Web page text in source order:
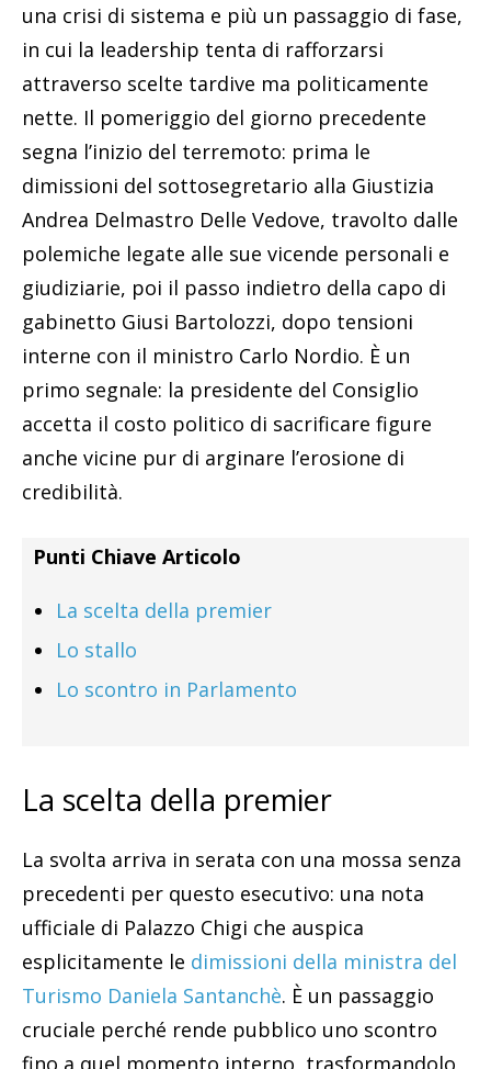
una crisi di sistema e più un passaggio di fase,
in cui la leadership tenta di rafforzarsi
attraverso scelte tardive ma politicamente
nette. Il pomeriggio del giorno precedente
segna l’inizio del terremoto: prima le
dimissioni del sottosegretario alla Giustizia
Andrea Delmastro Delle Vedove, travolto dalle
polemiche legate alle sue vicende personali e
giudiziarie, poi il passo indietro della capo di
gabinetto Giusi Bartolozzi, dopo tensioni
interne con il ministro Carlo Nordio. È un
primo segnale: la presidente del Consiglio
accetta il costo politico di sacrificare figure
anche vicine pur di arginare l’erosione di
credibilità.
Punti Chiave Articolo
La scelta della premier
Lo stallo
Lo scontro in Parlamento
La scelta della premier
La svolta arriva in serata con una mossa senza
precedenti per questo esecutivo: una nota
ufficiale di Palazzo Chigi che auspica
esplicitamente le dimissioni della ministra del
Turismo Daniela Santanchè. È un passaggio
cruciale perché rende pubblico uno scontro
fino a quel momento interno, trasformandolo